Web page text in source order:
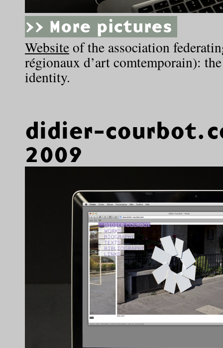
>> More pictures
Websiteof the association
régionaux d’art comtemporain):
identity.
didier-
2009